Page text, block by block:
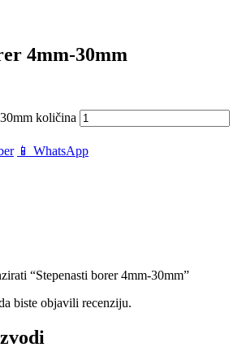
4mm-30mm
količina
📱 WhatsApp
“Stepenasti borer 4mm-30mm”
biste objavili recenziju.